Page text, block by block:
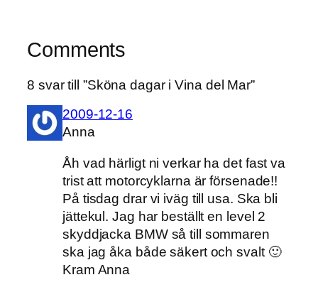
Comments
8 svar till ”Sköna dagar i Vina del Mar”
2009-12-16
Anna
Åh vad härligt ni verkar ha det fast va
trist att motorcyklarna är försenade!!
På tisdag drar vi iväg till usa. Ska bli
jättekul. Jag har beställt en level 2
skyddjacka BMW så till sommaren
ska jag åka både säkert och svalt 🙂
Kram Anna